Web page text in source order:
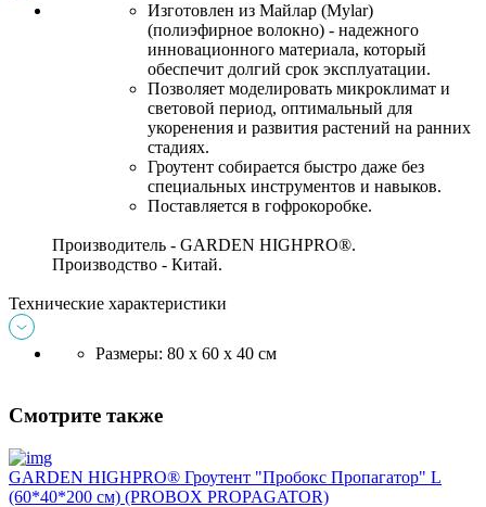
Изготовлен из Майлар (Mylar)
(полиэфирное волокно) - надежного
инновационного материала, который
обеспечит долгий срок эксплуатации.
Позволяет моделировать микроклимат и
световой период, оптимальный для
укоренения и развития растений на ранних
стадиях.
Гроутент собирается быстро даже без
специальных инструментов и навыков.
Поставляется в гофрокоробке.
Производитель - GARDEN HIGHPRO®.
Производство - Китай.
Технические характеристики
Размеры: 80 x 60 x 40 см
Смотрите также
GARDEN HIGHPRO® Гроутент "Пробокс Пропагатор" L
(60*40*200 см) (PROBOX PROPAGATOR)